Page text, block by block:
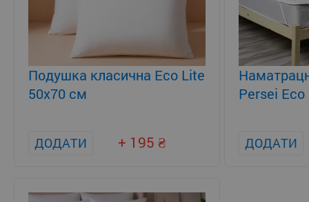
Подушка класична Eco Lite
50x70 см
ДОДАТИ + 195
Persei
ДОДАТИ